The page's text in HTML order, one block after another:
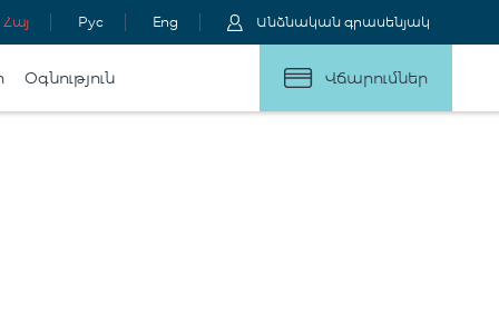
Հայ Рус Eng Անձնական գրասենյակ
Օգնություն Վճարումներ